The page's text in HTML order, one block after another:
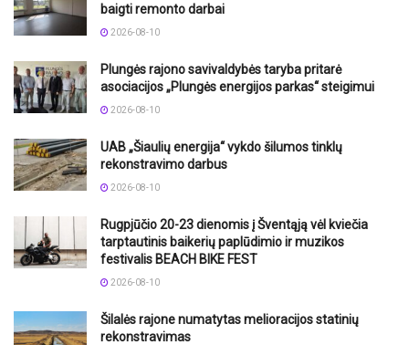
baigti remonto darbai
2026-08-10
Plungės rajono savivaldybės taryba pritarė
asociacijos „Plungės energijos parkas“ steigimui
2026-08-10
UAB „Šiaulių energija“ vykdo šilumos tinklų
rekonstravimo darbus
2026-08-10
Rugpjūčio 20-23 dienomis į Šventąją vėl kviečia
tarptautinis baikerių paplūdimio ir muzikos
festivalis BEACH BIKE FEST
2026-08-10
Šilalės rajone numatytas melioracijos statinių
rekonstravimas